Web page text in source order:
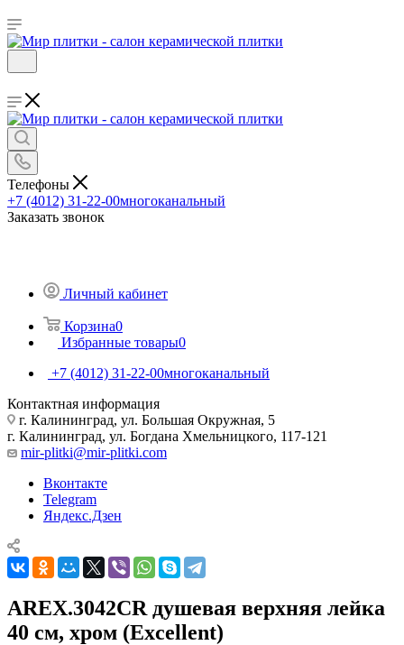
Телефоны
+7 (4012) 31-22-00многоканальный
Заказать звонок
Личный кабинет
Корзина0
Избранные товары0
+7 (4012) 31-22-00многоканальный
Контактная информация
г. Калининград, ул. Большая Окружная, 5
г. Калининград, ул. Богдана Хмельницкого, 117-121
mir-plitki@mir-plitki.com
Вконтакте
Telegram
Яндекс.Дзен
AREX.3042CR душевая верхняя лейка
40 см, хром (Excellent)